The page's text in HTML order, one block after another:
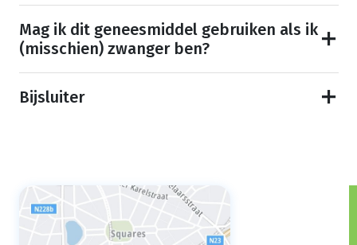
Mag ik dit geneesmiddel gebruiken als ik
(misschien) zwanger ben?
Bijsluiter